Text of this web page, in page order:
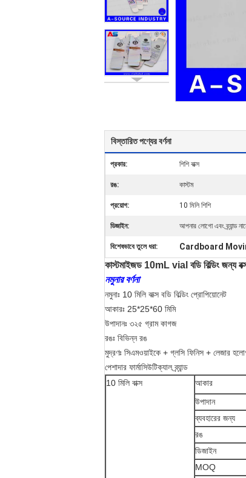
বিস্তারিত পণ্যের বর্ণনা
প্রকার: শিশি বাক্স
রঙ: কাস্টম
প্রয়োগ: 10 মিলি শিশি
ডিজাইন: আপনার লোগো এবং ব্র্যান্ড
বিশেষভাবে তুলে ধরা: Cardboard
কাস্টমাইজড 10mL vial বডি বিল্ডিং জন্য
নমুনার বর্ণনা
নমুনাঃ 10 মিলি বাক্স বডি বিল্ডিং প্রোপিয়োনেট
আকারঃ 25*25*60 মিমি
উপাদানঃ ৩২৫ গ্রাম কাগজ
রঙঃ বিভিন্ন রঙ
মুদ্রণঃ সিএমওয়াইকে + গ্লসি ফিনিস + লেজার
পেশাদার ফার্মাসিউটিক্যাল ব্র্যান্ড
10 মিলি বাক্স
আকার
উপাদান
ব্যবহারের জন্য
রঙ
ডিজাইন
MOQ